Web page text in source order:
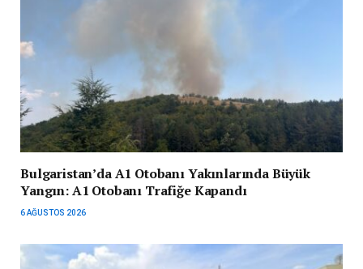
Bulgaristan’da A1 Otobanı Yakınlarında Büyük
Yangın: A1 Otobanı Trafiğe Kapandı
6 AĞUSTOS 2026